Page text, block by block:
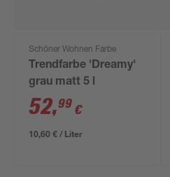
Schöner Wohnen Farbe
Trendfarbe 'Dreamy'
grau matt 5 l
52,99 €
10,60 € / Liter